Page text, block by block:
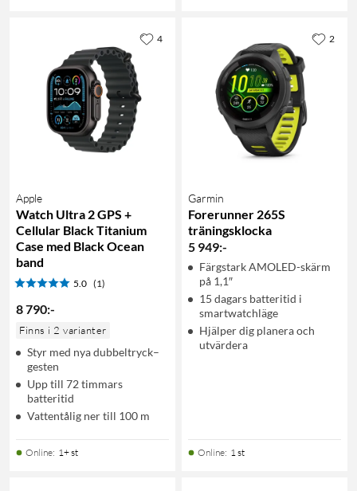
Apple
Watch Ultra 2 GPS +
Cellular Black Titanium
Case med Black Ocean
band
5.0 (1)
8 790:-
Finns i 2 varianter
Styr med nya dubbeltryck–
gesten
Upp till 72 timmars
batteritid
Vattentålig ner till 100 m
Online: 1+ st
4
Garmin
Forerunner 265S
träningsklocka
5 949:-
Färgstark AMOLED-skärm
på 1,1″
15 dagars batteritid i
smartwatchläge
Hjälper dig planera och
utvärdera
Online: 1 st
2